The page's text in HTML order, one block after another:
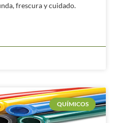
frescura y cuidado.
QUÍMICOS